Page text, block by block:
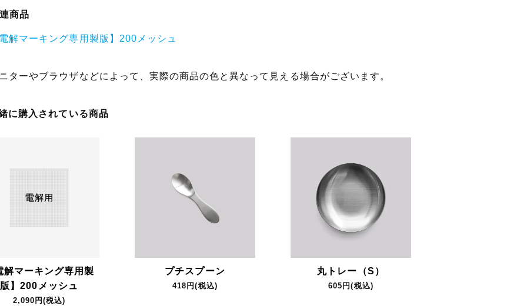
商品
解マーキング専用製版】200メッシュ
ターやブラウザなどによって、実際の商品の色と異なって見える場合がございます。
に購入されている商品
解マーキング専用製
版】200メッシュ
2,090円(税込)
プチスプーン
418円(税込)
丸トレー（S）
605円(税込)